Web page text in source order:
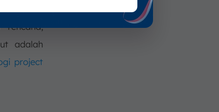
adalah
project